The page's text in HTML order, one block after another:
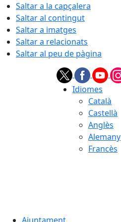
Saltar a la capçalera
Saltar al contingut
Saltar a imatges
Saltar a relacionats
Saltar al peu de pàgina
Idiomes
Català
Castellà
Anglès
Alemany
Francès